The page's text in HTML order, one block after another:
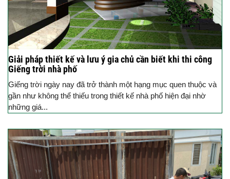
Giải pháp thiết kế và lưu ý gia chủ cần biết khi thi công
Giếng trời nhà phố
Giếng trời ngày nay đã trở thành một hạng mục quen thuộc và
gần như không thể thiếu trong thiết kế nhà phố hiện đại nhờ
những giá...